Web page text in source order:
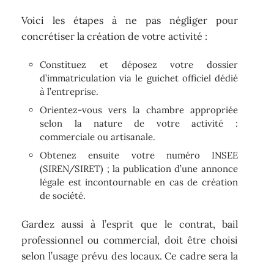
Voici les étapes à ne pas négliger pour
concrétiser la création de votre activité :
Constituez et déposez votre dossier
d’immatriculation via le guichet officiel dédié
à l’entreprise.
Orientez-vous vers la chambre appropriée
selon la nature de votre activité :
commerciale ou artisanale.
Obtenez ensuite votre numéro INSEE
(SIREN/SIRET) ; la publication d’une annonce
légale est incontournable en cas de création
de société.
Gardez aussi à l’esprit que le contrat, bail
professionnel ou commercial, doit être choisi
selon l’usage prévu des locaux. Ce cadre sera la